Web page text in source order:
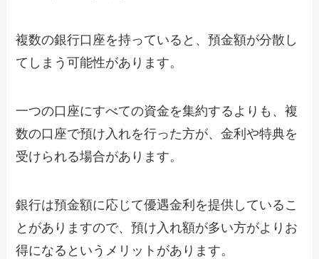
複数の銀行口座を持っていると、預金額が分散し
てしまう可能性があります。
一つの口座にすべての資金を集約するよりも、複
数の口座で預け入れを行った方が、金利や特典を
受けられる場合があります。
銀行は預金額に応じて優遇金利を提供しているこ
とがありますので、預け入れ額が多い方がよりお
得になるというメリットがあります。